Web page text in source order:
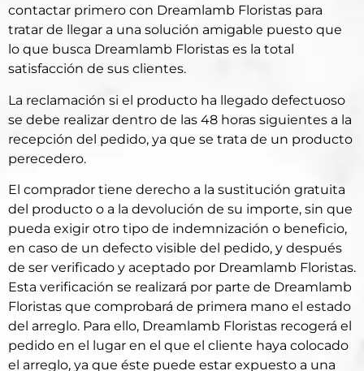
contactar primero con Dreamlamb Floristas para
tratar de llegar a una solución amigable puesto que
lo que busca Dreamlamb Floristas es la total
satisfacción de sus clientes.
La reclamación si el producto ha llegado defectuoso
se debe realizar dentro de las 48 horas siguientes a la
recepción del pedido, ya que se trata de un producto
perecedero.
El comprador tiene derecho a la sustitución gratuita
del producto o a la devolución de su importe, sin que
pueda exigir otro tipo de indemnización o beneficio,
en caso de un defecto visible del pedido, y después
de ser verificado y aceptado por Dreamlamb Floristas.
Esta verificación se realizará por parte de Dreamlamb
Floristas que comprobará de primera mano el estado
del arreglo. Para ello, Dreamlamb Floristas recogerá el
pedido en el lugar en el que el cliente haya colocado
el arreglo, ya que éste puede estar expuesto a una